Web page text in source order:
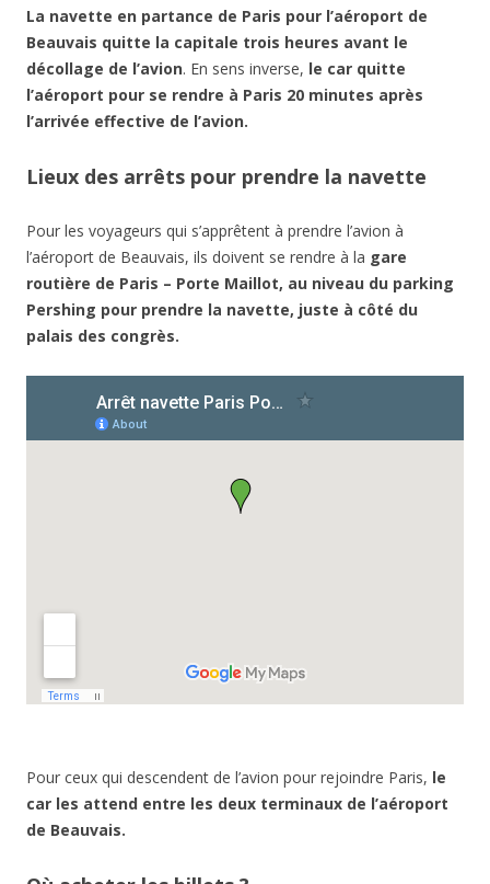
La navette en partance de Paris pour l’aéroport de
Beauvais quitte la capitale trois heures avant le
décollage de l’avion. En sens inverse, le car quitte
l’aéroport pour se rendre à Paris 20 minutes après
l’arrivée effective de l’avion.
Lieux des arrêts pour prendre la navette
Pour les voyageurs qui s’apprêtent à prendre l’avion à
l’aéroport de Beauvais, ils doivent se rendre à la gare
routière de Paris – Porte Maillot, au niveau du parking
Pershing pour prendre la navette, juste à côté du
palais des congrès.
Pour ceux qui descendent de l’avion pour rejoindre Paris, le
car les attend entre les deux terminaux de l’aéroport
de Beauvais.